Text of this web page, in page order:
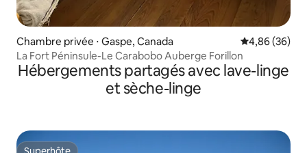
Chambre privée ⋅ Gaspe, Canada Évaluation
4,86 (36)
La Fort Péninsule-Le Carabobo Auberge Forillon
Hébergements partagés avec lave-linge
et sèche-linge